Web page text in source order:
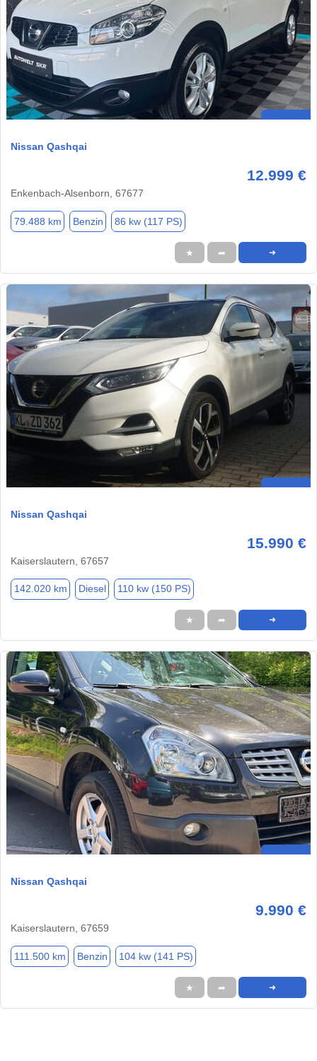
Nissan Qashqai
12.999 €
Enkenbach-Alsenborn, 67677
79.488 km Benzin 86 kw (117 PS)
★ ➦ ➜
Nissan Qashqai
15.990 €
Kaiserslautern, 67657
142.020 km Diesel 110 kw (150 PS)
★ ➦ ➜
Nissan Qashqai
9.990 €
Kaiserslautern, 67659
111.500 km Benzin 104 kw (141 PS)
★ ➦ ➜